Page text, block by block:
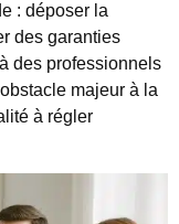
: déposer la
des garanties
des professionnels
majeur à la
à régler